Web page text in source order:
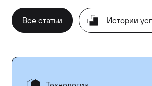
Все статьи Истории